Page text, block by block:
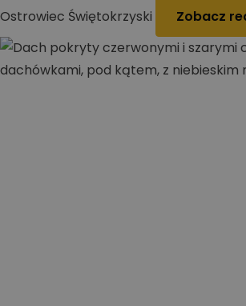
Ostrowiec Świętokrzyski Zobacz